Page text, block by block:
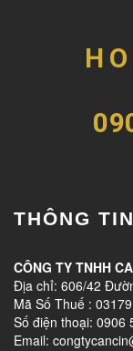
THÔNG
CÔNG TY TNHH
Địa chỉ: 606/42
Mã Số Thuế :
Số điện thoại: 0906
Email: